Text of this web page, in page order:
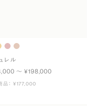
レル
〜 ¥198,000
品： ¥177,000